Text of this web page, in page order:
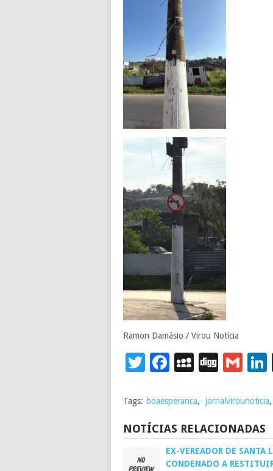
Ramon Damásio / Virou Notícia
Twitter
Facebook
MySpace
Digg
Tags: boaesperanca, jornalvirounoticia
NOTÍCIAS RELACIONADAS
EX-VEREADOR DE SANTA
CONDENADO A